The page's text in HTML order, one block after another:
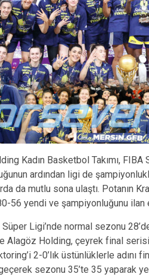
Kadın Basketbol Takımı, FIBA
ardından ligi de
da mutlu sona ulaştı. Potanın
56 yendi ve şampiyonluğunu ilan
Ligi’nde normal sezonu
Alagöz Holding, çeyrek final
2-0’lık üstünlüklerle adını
sezonu 35’te 35 yaparak